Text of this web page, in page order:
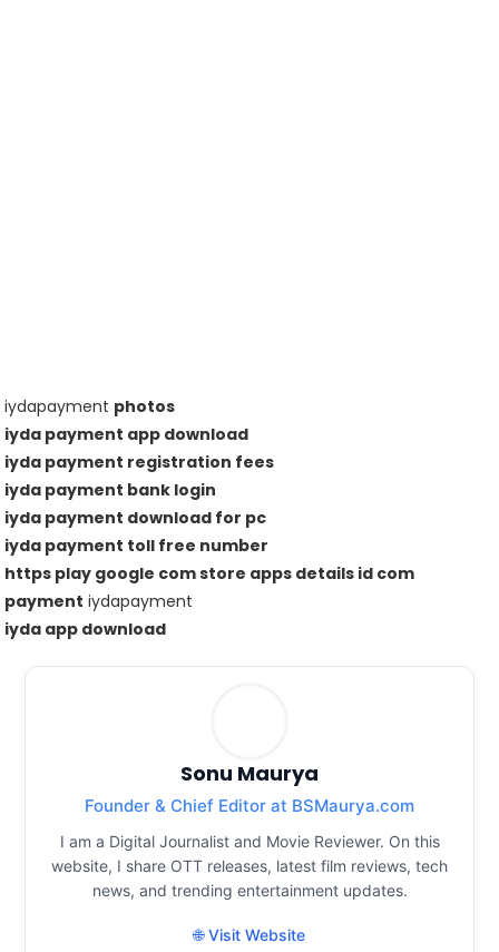
iydapayment photos
iyda payment app download
iyda payment registration fees
iyda payment bank login
iyda payment download for pc
iyda payment toll free number
https play google com store apps details id com
payment iydapayment
iyda app download
Sonu Maurya
Founder & Chief Editor at BSMaurya.com
I am a Digital Journalist and Movie Reviewer. On this
website, I share OTT releases, latest film reviews, tech
news, and trending entertainment updates.
🌐 Visit Website